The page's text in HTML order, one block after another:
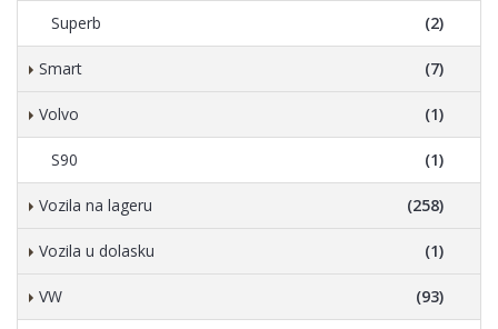
Superb (2)
Smart (7)
Volvo (1)
S90 (1)
Vozila na lageru (258)
Vozila u dolasku (1)
VW (93)